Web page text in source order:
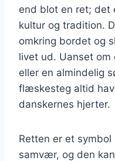
end blot en ret; det
kultur og tradition.
omkring bordet og
livet ud. Uanset
eller en almindelig
flæskesteg altid
danskernes hjerter.
Retten er et
samvær, og den